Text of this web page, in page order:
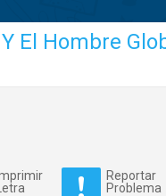
El Hombre
Letra
Reportar
Problema